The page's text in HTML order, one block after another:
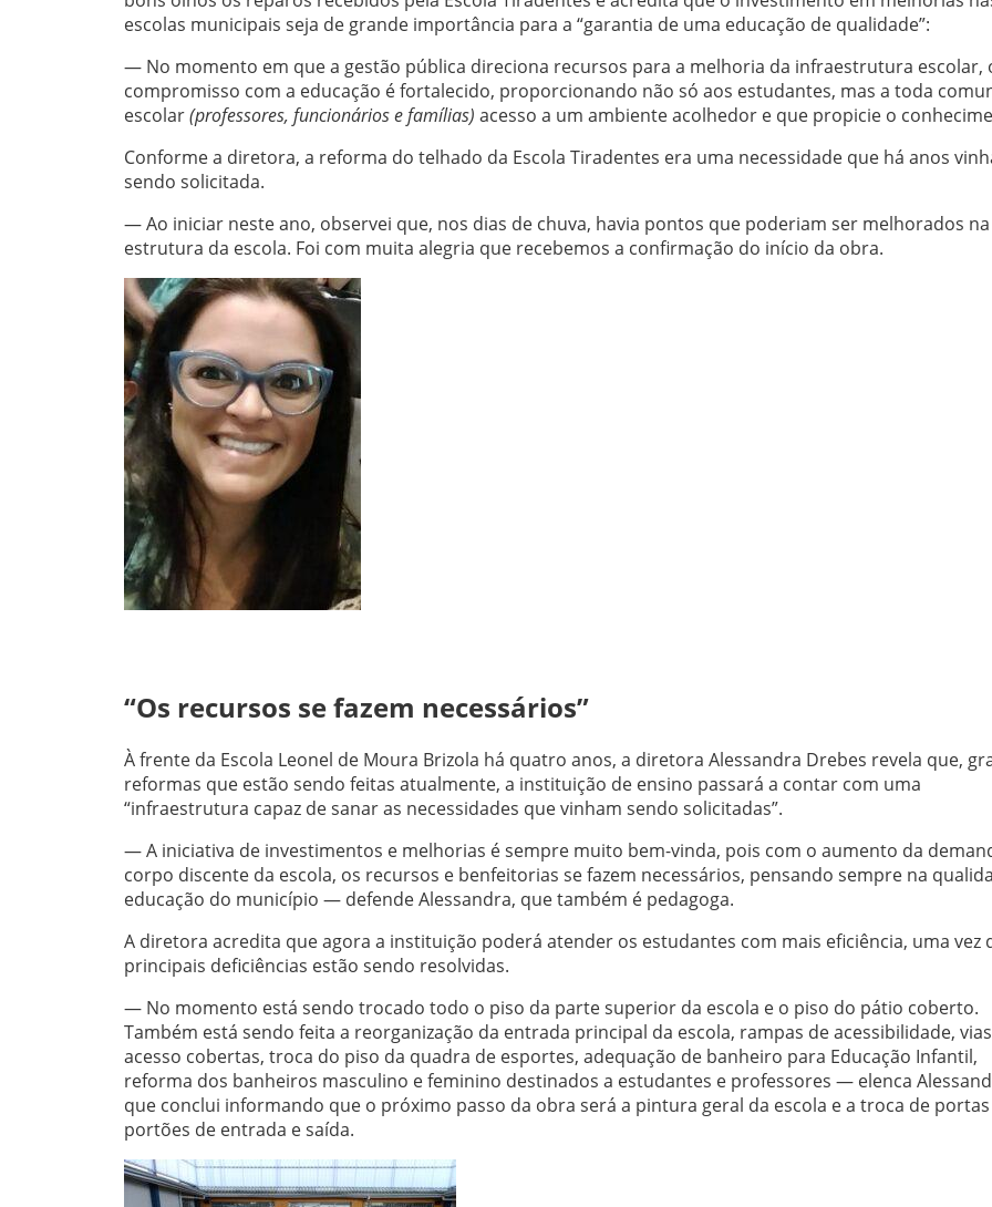
escolas municipais seja de grande importância para a “garantia de uma educação de qualidade”:
— No momento em que a gestão pública direciona recursos para a melhoria da infraestrutura escolar,
compromisso com a educação é fortalecido, proporcionando não só aos estudantes, mas a toda
escolar(professores, funcionários e famílias) acesso a um ambiente acolhedor e que propicie o
Conforme a diretora, a reforma do telhado da Escola Tiradentes era uma necessidade que há anos
sendo solicitada.
— Ao iniciar neste ano, observei que, nos dias de chuva, havia pontos que poderiam ser melhorados na
estrutura da escola. Foi com muita alegria que recebemos a confirmação do início da obra.
“Os recursos se fazem necessários”
À frente da Escola Leonel de Moura Brizola há quatro anos, a diretora Alessandra Drebes revela que,
reformas que estão sendo feitas atualmente, a instituição de ensino passará a contar com uma
“infraestrutura capaz de sanar as necessidades que vinham sendo solicitadas”.
— A iniciativa de investimentos e melhorias é sempre muito bem-vinda, pois com o aumento da
corpo discente da escola, os recursos e benfeitorias se fazem necessários, pensando sempre na
educação do município — defende Alessandra, que também é pedagoga.
A diretora acredita que agora a instituição poderá atender os estudantes com mais eficiência, uma vez
principais deficiências estão sendo resolvidas.
— No momento está sendo trocado todo o piso da parte superior da escola e o piso do pátio coberto.
Também está sendo feita a reorganização da entrada principal da escola, rampas de acessibilidade,
acesso cobertas, troca do piso da quadra de esportes, adequação de banheiro para Educação Infantil,
reforma dos banheiros masculino e feminino destinados a estudantes e professores — elenca
que conclui informando que o próximo passo da obra será a pintura geral da escola e a troca de
portões de entrada e saída.